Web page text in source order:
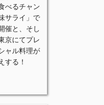
べるチャン
サライ」で
催と、そし
京にてプレ
ャル料理が
する！